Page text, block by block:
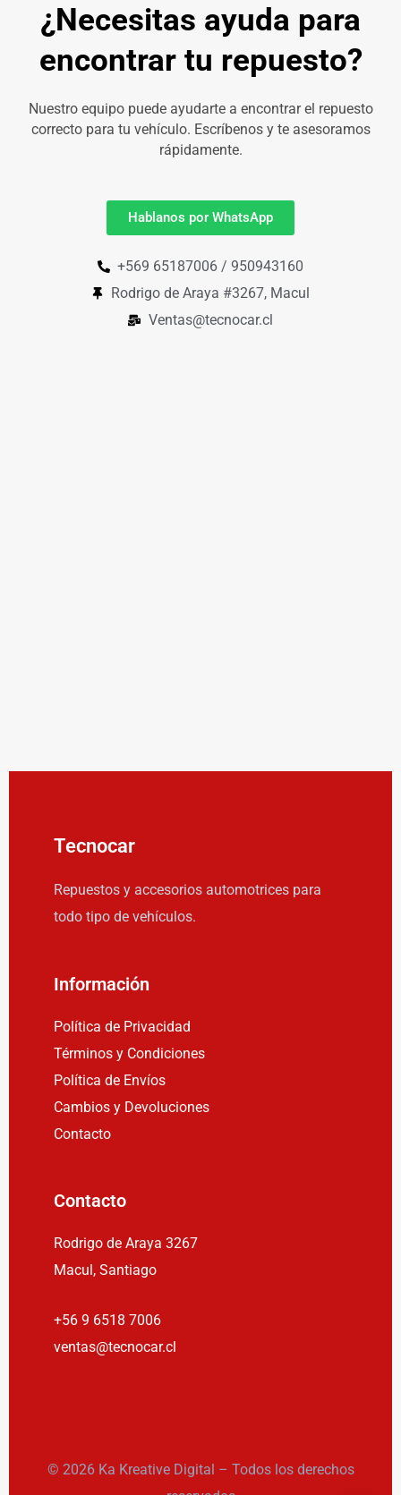
¿Necesitas ayuda para
encontrar tu repuesto?
Nuestro equipo puede ayudarte a encontrar el repuesto
correcto para tu vehículo. Escríbenos y te asesoramos
rápidamente.
Hablanos por WhatsApp
+569 65187006 / 950943160
Rodrigo de Araya #3267, Macul
Ventas@tecnocar.cl
Tecnocar
Repuestos y accesorios automotrices para
todo tipo de vehículos.
Información
Política de Privacidad
Términos y Condiciones
Política de Envíos
Cambios y Devoluciones
Contacto
Contacto
Rodrigo de Araya 3267
Macul, Santiago
+56 9 6518 7006
ventas@tecnocar.cl
© 2026 Ka Kreative Digital – Todos los derechos